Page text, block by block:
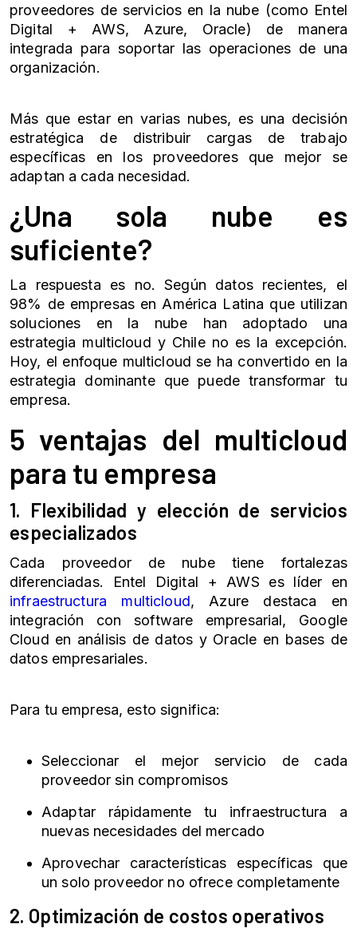
proveedores de servicios en la nube (como Entel
Digital + AWS, Azure, Oracle) de manera
integrada para soportar las operaciones de una
organización.
Más que estar en varias nubes, es una decisión
estratégica de distribuir cargas de trabajo
específicas en los proveedores que mejor se
adaptan a cada necesidad.
¿Una sola nube es
suficiente?
La respuesta es no. Según datos recientes, el
98% de empresas en América Latina que utilizan
soluciones en la nube han adoptado una
estrategia multicloud y Chile no es la excepción.
Hoy, el enfoque multicloud se ha convertido en la
estrategia dominante que puede transformar tu
empresa.
5 ventajas del multicloud
para tu empresa
1. Flexibilidad y elección de servicios
especializados
Cada proveedor de nube tiene fortalezas
diferenciadas. Entel Digital + AWS es líder en
infraestructura multicloud, Azure destaca en
integración con software empresarial, Google
Cloud en análisis de datos y Oracle en bases de
datos empresariales.
Para tu empresa, esto significa:
Seleccionar el mejor servicio de cada
proveedor sin compromisos
Adaptar rápidamente tu infraestructura a
nuevas necesidades del mercado
Aprovechar características específicas que
un solo proveedor no ofrece completamente
2. Optimización de costos operativos